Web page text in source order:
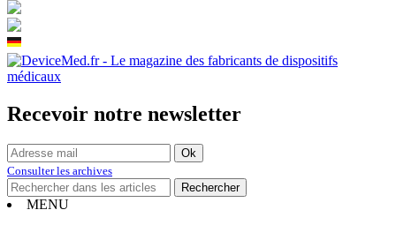
Recevoir notre newsletter
Consulter les archives
MENU